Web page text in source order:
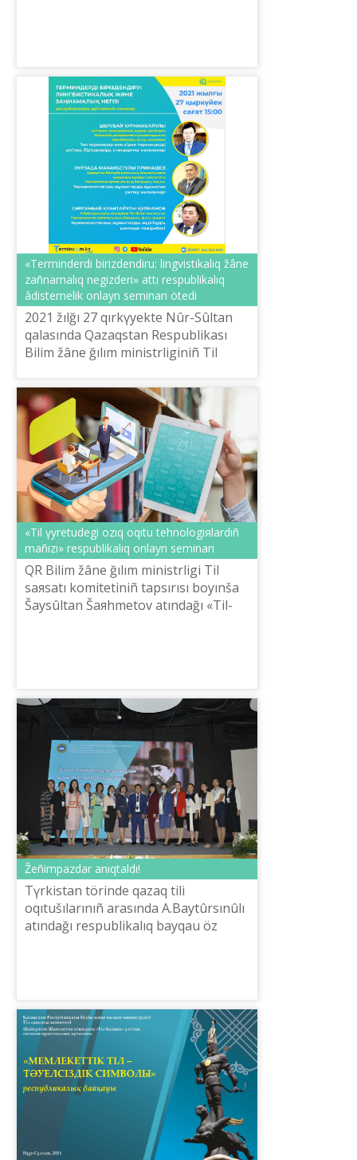
«Terminderdі bіrіzdendіru: lingvistikalıq žâne
zañnamalıq negіzderі» attı respublikalıq
âdіstemelіk onlayn seminarı ötedі
2021 žılğı 27 qırkүyekte Nûr-Sûltan
qalasında Qazaqstan Respublikası
Bіlіm žâne ğılım ministrlіgіnіñ Tіl
«Tіl-...
«Tіl үyretudegі ozıq oqıtu tehnologiяlardıñ
mañızı» respublikalıq onlayn seminarı
QR Bіlіm žâne ğılım ministrlіgі Tіl
saяsatı komitetіnіñ tapsırısı boyınša
Šaysûltan Šaяhmetov atındağı «Tіl-
Žeñіmpazdar anıqtaldı!
Tүrkіstan törіnde qazaq tіlі
oqıtušılarınıñ arasında A.Baytûrsınûlı
atındağı respublikalıq bayqau öz